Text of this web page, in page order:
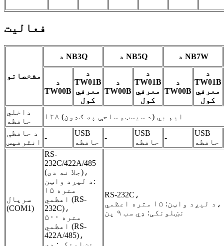
فعالیت
مشخصاتو
د NB3Q د NB5Q د NB7W
د
TW00B
د
TW01B
معرفي
کول
د
TW00B
د
TW01B
معرفي
کول
د
TW00B
د
TW01B
معرفي
کول
داخلي
حافظه
۱۲۸ ایم بي (د سیسټم ساحې په ګډون)
د حافظې
انٹرفیس
-
USB
حافظه
-
USB
حافظه
-
USB
حافظه
سریال
(COM1)
RS-
232C/422A/485
(جلا نه دی)،
د لیږد واټن:
۱۵ متره
اعظمي (RS-
232C)،
۵۰۰ متره
اعظمي (RS-
422A/485)،
نښلونکی: ډي
RS-232C،
د لیږد واټن: ۱۵ متره اعظمي،
نښلونکی: ډي سب ۹ پن